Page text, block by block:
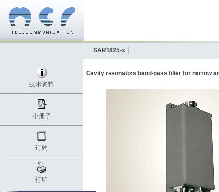
技术资料
小册子
订购
打印
SAR1825-x
Cavity resonators band-pass filter for narrow